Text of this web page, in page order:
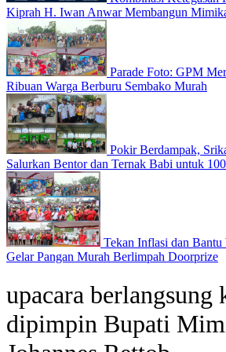
Kiprah H. Iwan Anwar Membangun
Parade Foto: GPM
Ribuan Warga Berburu Sembako Murah
Pokir Berdampak,
Salurkan Bentor dan Ternak Babi untuk
Tekan Inflasi dan
Gelar Pangan Murah Berlimpah Doorprize
upacara berlangsung
dipimpin Bupati